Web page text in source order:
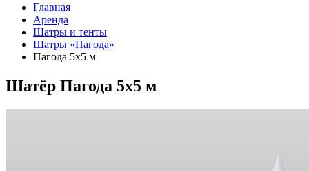
Главная
Аренда
Шатры и тенты
Шатры «Пагода»
Пагода 5х5 м
Шатёр Пагода 5х5 м